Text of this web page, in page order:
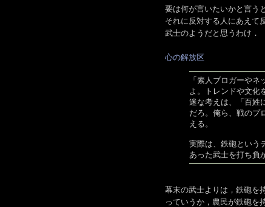
要は何が言いたいかと言う
それに反対する人にあえて
武士のようだと思うわけ．
心の解放区
「素人ブロガーや
よ。トレンドや文化
迷な考えは、「百姓
だろ。俺ら、戦のプ
える。
実際は、鉄砲という
あった武士を打ち負
幕末の武士よりは，鉄砲を
っていうか，農民が鉄砲を